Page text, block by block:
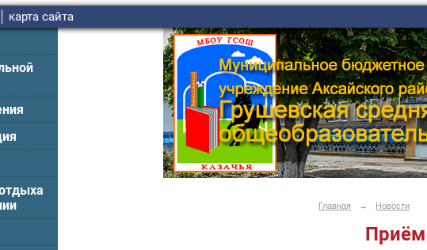
карта сайта
Главная → Новости
Приём